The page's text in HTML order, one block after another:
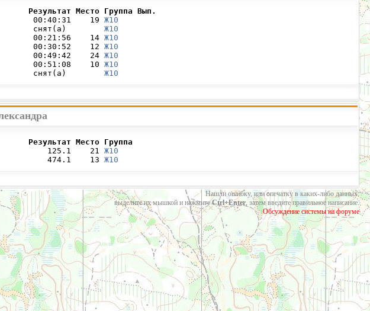
Место Группа Вып.
00:40:31    19
Ж10
снят(а)
Ж10
00:21:56    14
Ж10
00:30:52    12
Ж10
00:49:42    24
Ж10
00:51:08    10
Ж10
снят(а)
Ж10
Место Группа
125.1    21
Ж10
474.1    13
Ж10
Нашли ошибку, или опечатку в каких-либо данных:
выделите их мышкой и нажмитеCtrl+Enter, затем введите правильное написание.
Обсуждение системы на форуме